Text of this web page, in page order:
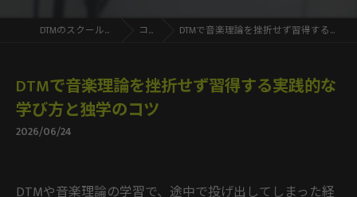
DTMのスクールならMMCollege コラム DTMで音楽理論を挫折せず習得する実践的な学び方と独学のコツ
DTMで音楽理論を挫折せず習得する実践的な
学び方と独学のコツ
2026/06/24
DTMや音楽理論の学習で、途中で投げ出してしまった経